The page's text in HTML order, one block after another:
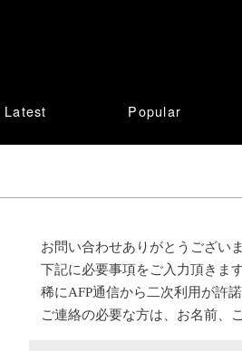
Latest Popular
お問い合わせありがとうございま
下記に必要事項をご入力頂きま
稀にAFP通信から二次利用が許
ご連絡の必要な方は、お名前、